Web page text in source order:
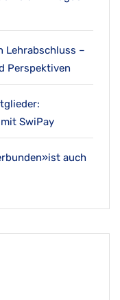
Lehrabschluss –
Perspektiven
SwiPay
auch